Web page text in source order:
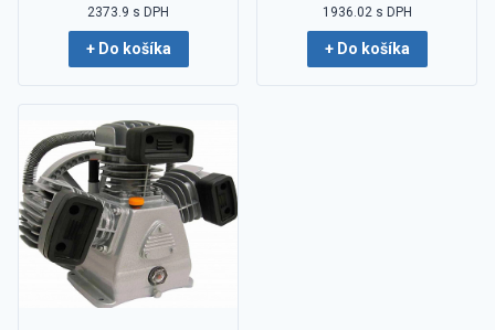
2373.9 s DPH
+ Do košíka
1936.02 s DPH
+ Do košíka